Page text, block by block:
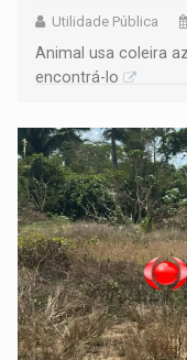
Utilidade Pública
Animal usa coleira
encontrá-lo